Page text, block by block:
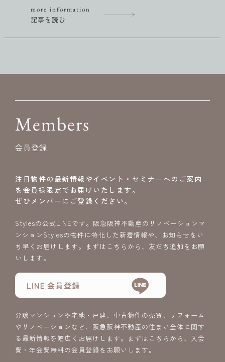
more information
記事を読む
Members
会員登録
注目物件の最新情報やイベント・セミナーへのご案内
を会員様限定でお届けいたします。
ぜひメンバーにご登録ください。
Stylesの公式LINEです。阪急阪神不動産のリノベーションマ
ンションStylesの物件に特化した新着情報や、お知らせをい
ち早くお届けします。まずはこちらから、友だち追加をお願
いします。
分譲マンションや宅地・戸建、中古物件の売買、リフォーム
やリノベーションなど、阪急阪神不動産の住まい全体に関す
る最新情報を幅広くお届けします。まずはこちらから、入会
費・年会費無料の会員登録をお願いします。